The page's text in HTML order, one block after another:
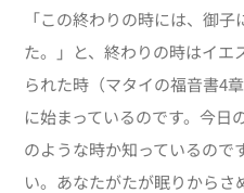
「この終わりの時には、御
た。」と、終わりの時はイ
られた時（マタイの福音書4
に始まっているのです。今日
のような時か知っているので
い。あなたがたが眠りから